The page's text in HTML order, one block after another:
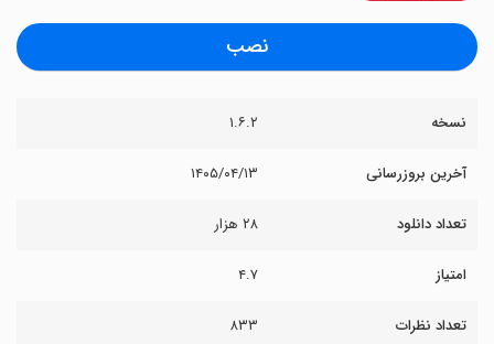
نصب
نسخه ۱.۶.۲
آخرین بروزرسانی ۱۴۰۵/۰۴/۱۳
تعداد دانلود ۲۸ هزار
امتیاز ۴.۷
تعداد نظرات ۸۳۳